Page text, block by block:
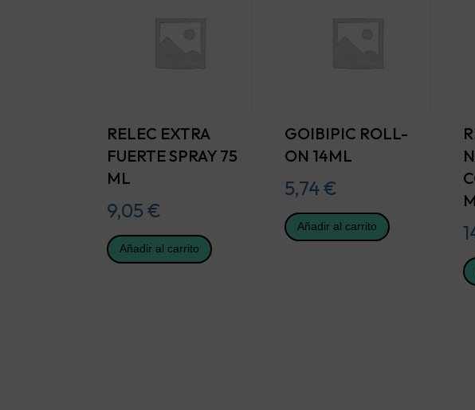
RELEC EXTRA
FUERTE SPRAY 75
ML
9,05€
Añadir al carrito
GOIBIPIC ROLL-
ON 14ML
5,74€
Añadir al carrito